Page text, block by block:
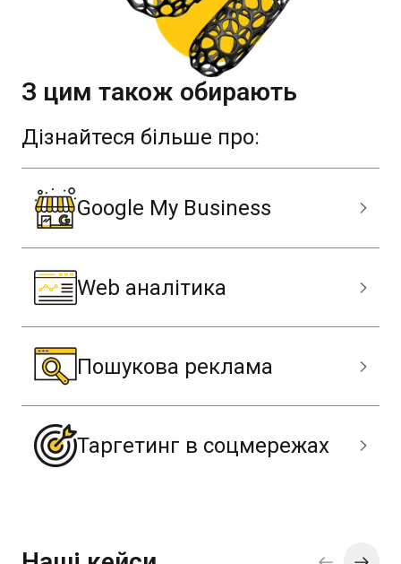
З цим також обирають
Дізнайтеся більше про:
Google My Business
Web аналітика
Пошукова реклама
Таргетинг в соцмережах